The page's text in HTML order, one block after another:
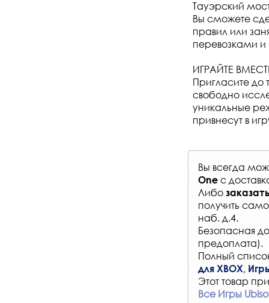
Тауэрский
Вы сможете
правил или
перевозками и
ИГРАЙТЕ
Пригласите до
свободно
уникальные
привнесут в
Вы всегда
One с
Либо заказать
получить
наб. д.4.
Безопасная
предоплата).
Полный
для XBOX,
Этот товар
Все Игры